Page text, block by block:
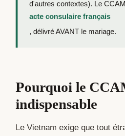
d'autres contextes). Le
acte consulaire français
, délivré AVANT le mariage.
Pourquoi le
indispensable
Le Vietnam exige que tout